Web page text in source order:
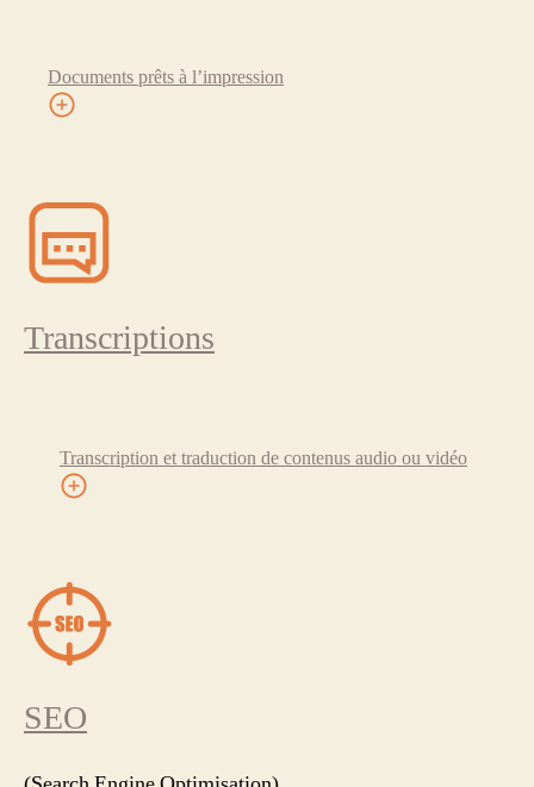
Documents prêts à l’impression
Transcriptions
Transcription et traduction de contenus audio ou vidéo
SEO